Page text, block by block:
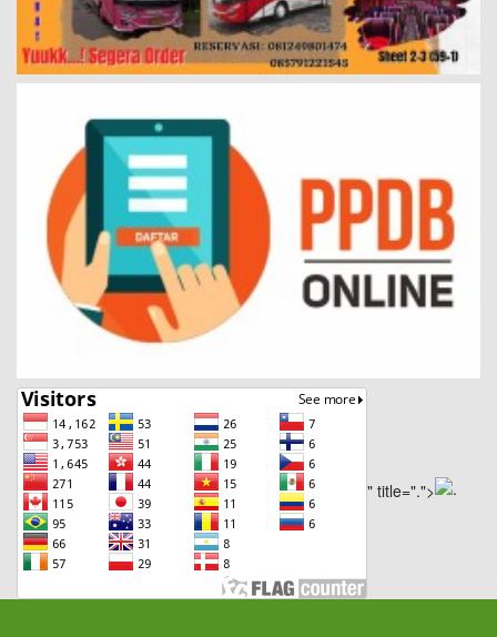
" title=".">